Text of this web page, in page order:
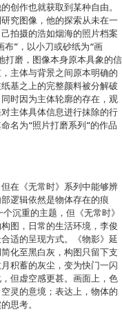
创作也就获取到某种自由。
究图像，他的探索从未在一
拍摄的浩如烟海的照片档案
布”，以小刀或砂纸为“画
打磨，图像本身原本具象的信
主体与背景之间原本明确的
基之上的完整颜料被分解破
时因为主体轮廓的存在，观
主体具体信息进行抹除的行
名为“照片打磨系列”的作品
在《无常时》系列中能够辨
逻辑依然是物体存在的痕
沉重的主题，但《无常时》
图，日常的生活环境，李俊
适的呈现方式。《物影》延
化至黑白灰，构图只留下支
积蓄的灰尘，变为快门一闪
但虚空感更甚。画面上，色
灵的意境；表达上，物体的
思考。